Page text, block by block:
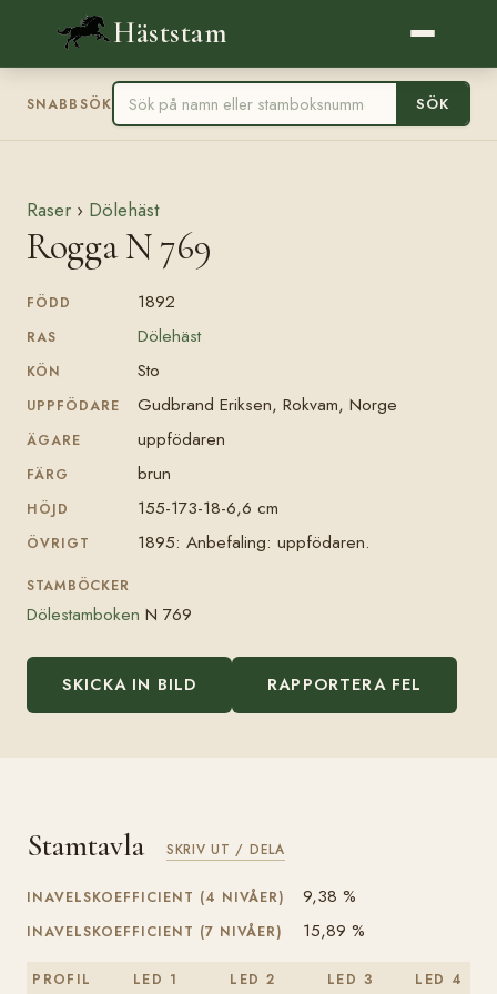
Häststam
SNABBSÖK SÖK
Raser › Dölehäst
Rogga N 769
FÖDD 1892
RAS Dölehäst
KÖN Sto
UPPFÖDARE Gudbrand Eriksen, Rokvam, Norge
ÄGARE uppfödaren
FÄRG brun
HÖJD 155-173-18-6,6 cm
ÖVRIGT 1895: Anbefaling: uppfödaren.
STAMBÖCKER
Dölestamboken N 769
SKICKA IN BILD RAPPORTERA FEL
Stamtavla SKRIV UT / DELA
INAVELSKOEFFICIENT (4 NIVÅER) 9,38 %
INAVELSKOEFFICIENT (7 NIVÅER) 15,89 %
PROFIL LED 1 LED 2 LED 3 LED 4